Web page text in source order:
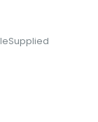
Supplied